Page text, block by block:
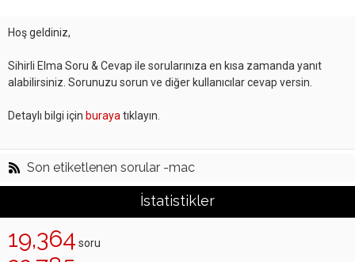
Hoş geldiniz,
Sihirli Elma Soru & Cevap ile sorularınıza en kısa zamanda yanıt
alabilirsiniz. Sorunuzu sorun ve diğer kullanıcılar cevap versin.
Detaylı bilgi için buraya tıklayın.
Son etiketlenen sorular -mac
İstatistikler
19,364 soru